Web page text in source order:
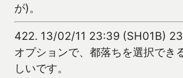
が)。
422. 13/02/11 23:39 (SH01B)
オプションで、都落ちを選択でき
しいです。